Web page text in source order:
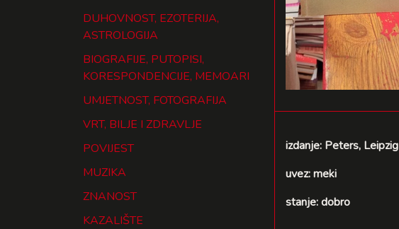
DUHOVNOST, EZOTERIJA,
ASTROLOGIJA
BIOGRAFIJE, PUTOPISI,
KORESPONDENCIJE, MEMOARI
UMJETNOST, FOTOGRAFIJA
VRT, BILJE I ZDRAVLJE
POVIJEST
MUZIKA
ZNANOST
KAZALIŠTE
izdanje: Peters, Leipzig
uvez: meki
stanje: dobro